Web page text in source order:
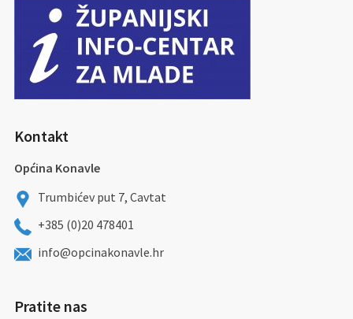
Kontakt
Općina Konavle
Trumbićev put 7, Cavtat
+385 (0)20 478401
info@opcinakonavle.hr
Pratite nas